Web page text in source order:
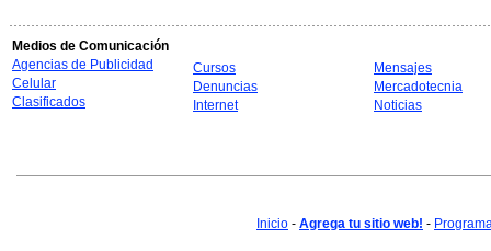
Medios de Comunicación
Agencias de Publicidad
Celular
Clasificados
Cursos
Denuncias
Internet
Mensajes
Mercadotecnia
Noticias
Inicio - Agrega tu sitio web! -